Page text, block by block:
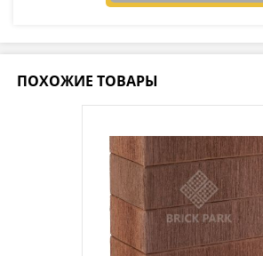
ПОХОЖИЕ ТОВАРЫ